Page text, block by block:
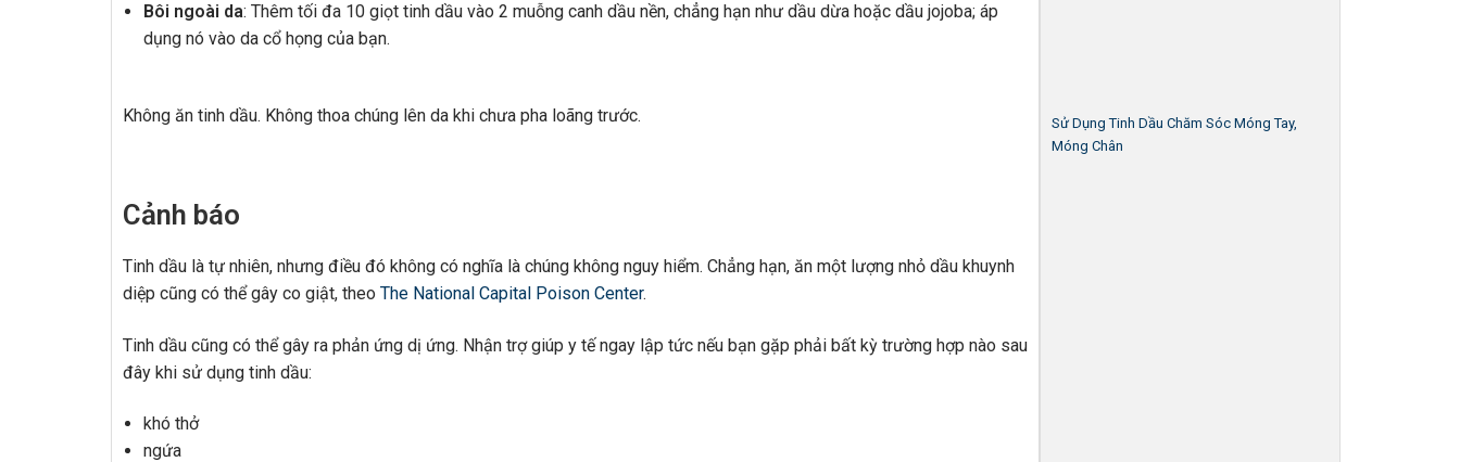
Bôi ngoài da: Thêm tối đa 10 giọt tinh dầu vào 2 muỗng canh dầu nền, chẳng hạn như dầu dừa hoặc dầu jojoba; áp
dụng nó vào da cổ họng của bạn.
Không ăn tinh dầu. Không thoa chúng lên da khi chưa pha loãng trước.
Cảnh báo
Tinh dầu là tự nhiên, nhưng điều đó không có nghĩa là chúng không nguy hiểm. Chẳng hạn, ăn một lượng nhỏ dầu khuynh
diệp cũng có thể gây co giật, theo The National Capital Poison Center.
Tinh dầu cũng có thể gây ra phản ứng dị ứng. Nhận trợ giúp y tế ngay lập tức nếu bạn gặp phải bất kỳ trường hợp nào sau
đây khi sử dụng tinh dầu:
khó thở
ngứa
Sử Dụng Tinh Dầu Chăm Sóc Móng Tay,
Móng Chân